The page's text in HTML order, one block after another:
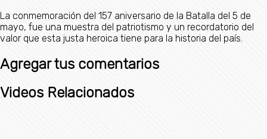
La conmemoración del 157 aniversario de la Batalla del 5 de
mayo, fue una muestra del patriotismo y un recordatorio del
valor que esta justa heroica tiene para la historia del país.
Agregar tus comentarios
Videos Relacionados